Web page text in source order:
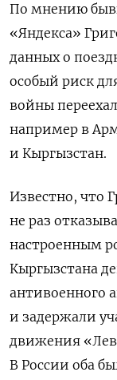
По мнению
«Яндекса»
данных о
особый риск
войны
например в
и Кыргызстан.
Известно, что
не раз
настроенным
Кыргызстана
антивоенного
и задержали
движения
В России оба